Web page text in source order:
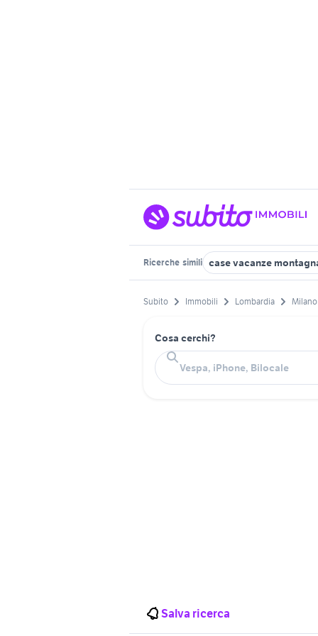
Ricerche simili case vacanze
Subito Immobili Lombardia
Cosa cerchi?
Salva ricerca